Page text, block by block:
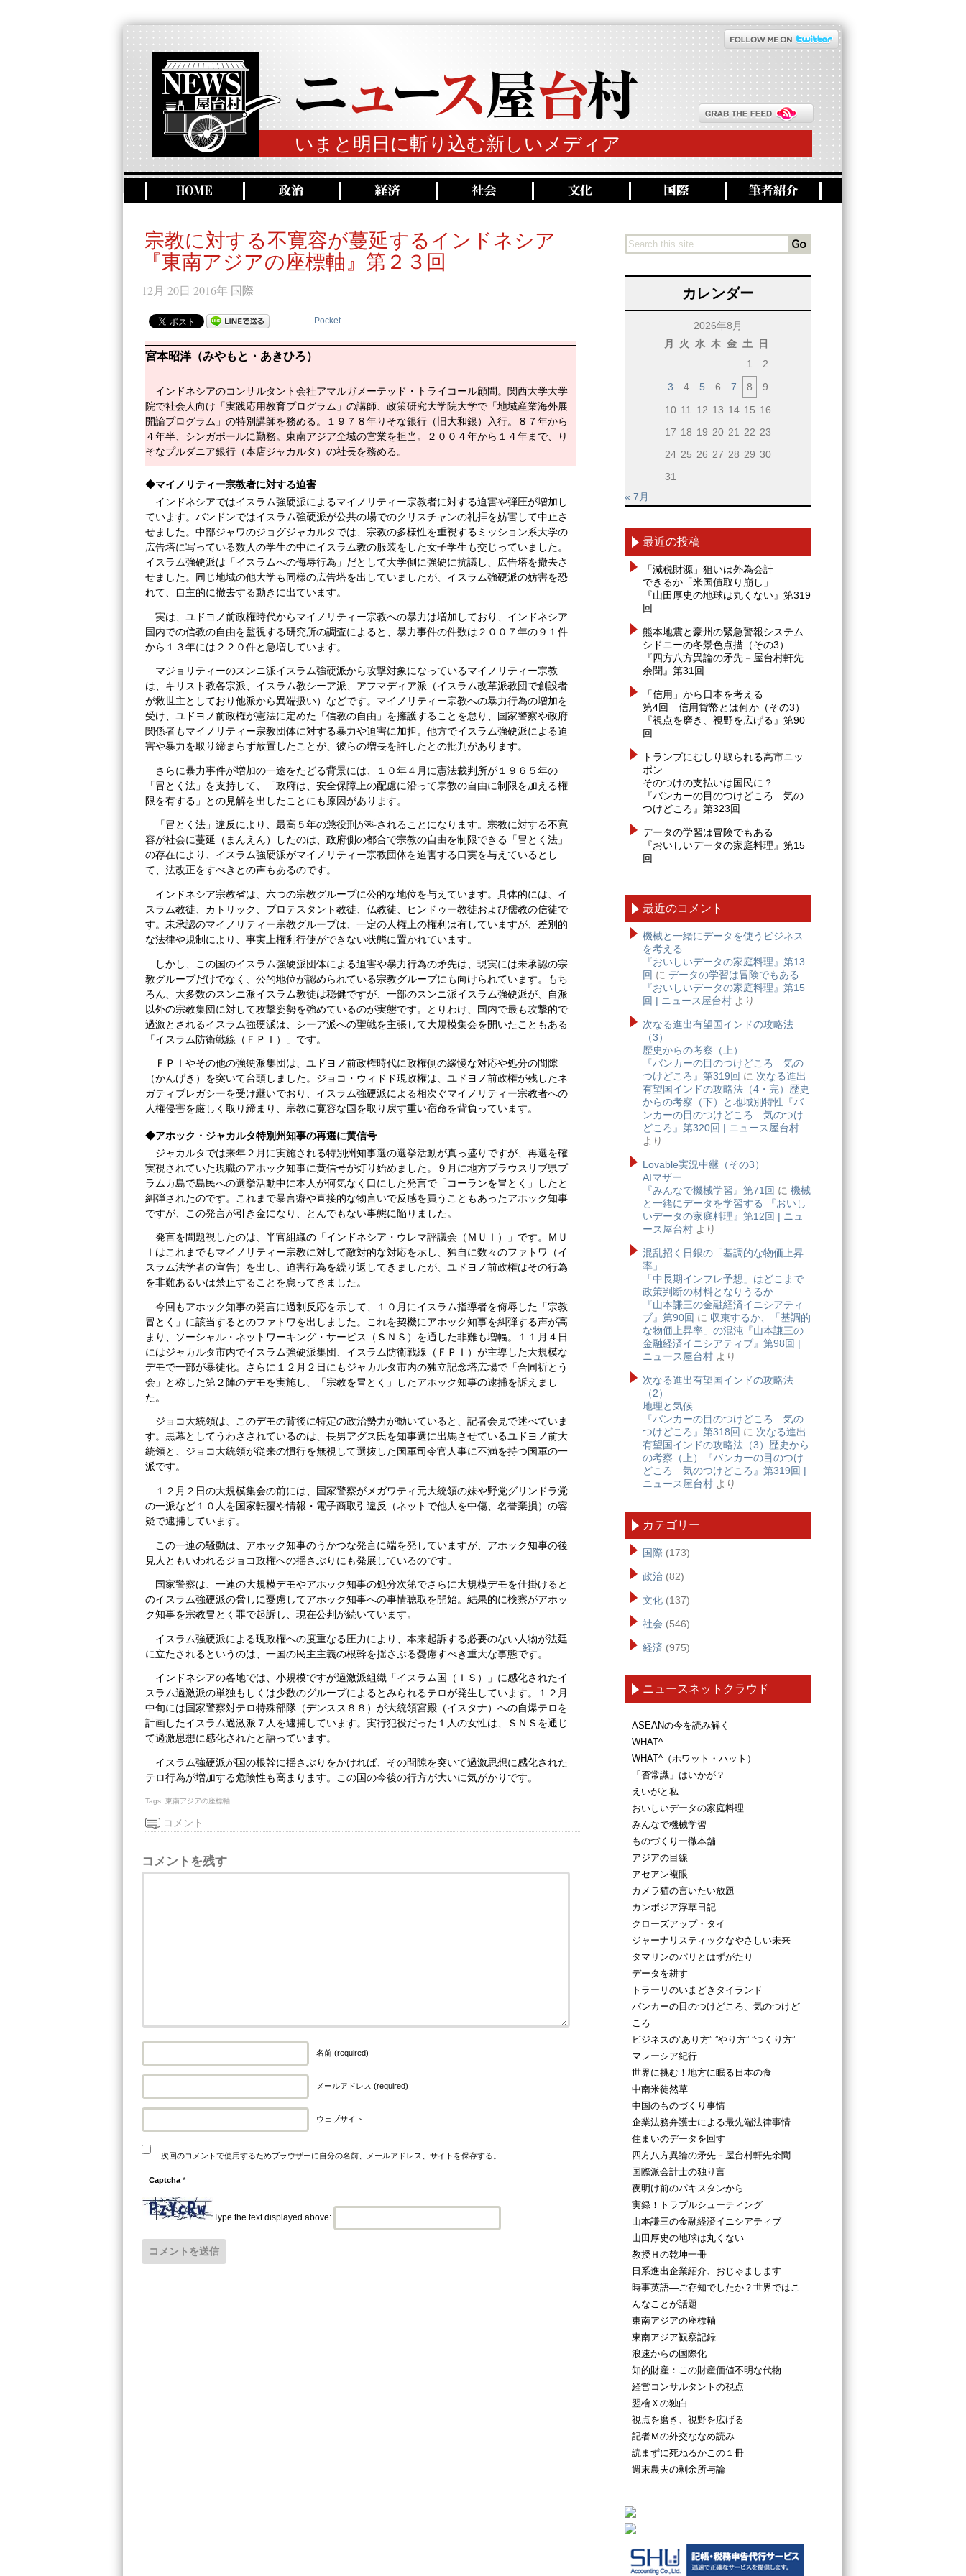
いまと明日に斬り込む新しいメディア
宗教に対する不寛容が蔓延するインドネシア
『東南アジアの座標軸』第２３回
12月 20日 2016年 国際
Pocket
宮本昭洋（みやもと・あきひろ）
インドネシアのコンサルタント会社アマルガメーテッド・トライコール顧問。関西大学大学
院で社会人向け「実践応用教育プログラム」の講師、政策研究大学院大学で「地域産業海外展
開論プログラム」の特別講師を務める。１９７８年りそな銀行（旧大和銀）入行。８７年から
４年半、シンガポールに勤務。東南アジア全域の営業を担当。２００４年から１４年まで、り
そなプルダニア銀行（本店ジャカルタ）の社長を務める。
◆マイノリティー宗教者に対する迫害
インドネシアではイスラム強硬派によるマイノリティー宗教者に対する迫害や弾圧が増加し
ています。バンドンではイスラム強硬派が公共の場でのクリスチャンの礼拝を妨害して中止さ
せました。中部ジャワのジョグジャカルタでは、宗教の多様性を重視するミッション系大学の
広告塔に写っている数人の学生の中にイスラム教の服装をした女子学生も交じっていました。
イスラム強硬派は「イスラムへの侮辱行為」だとして大学側に強硬に抗議し、広告塔を撤去さ
せました。同じ地域の他大学も同様の広告塔を出していましたが、イスラム強硬派の妨害を恐
れて、自主的に撤去する動きに出ています。
実は、ユドヨノ前政権時代からマイノリティー宗教への暴力は増加しており、インドネシア
国内での信教の自由を監視する研究所の調査によると、暴力事件の件数は２００７年の９１件
から１３年には２２０件と急増しています。
マジョリティーのスンニ派イスラム強硬派から攻撃対象になっているマイノリティー宗教
は、キリスト教各宗派、イスラム教シーア派、アフマディア派（イスラム改革派教団で創設者
が救世主としており他派から異端扱い）などです。マイノリティー宗教への暴力行為の増加を
受け、ユドヨノ前政権が憲法に定めた「信教の自由」を擁護することを怠り、国家警察や政府
関係者もマイノリティー宗教団体に対する暴力や迫害に加担。他方でイスラム強硬派による迫
害や暴力を取り締まらず放置したことが、彼らの増長を許したとの批判があります。
さらに暴力事件が増加の一途をたどる背景には、１０年４月に憲法裁判所が１９６５年の
「冒とく法」を支持して、「政府は、安全保障上の配慮に沿って宗教の自由に制限を加える権
限を有する」との見解を出したことにも原因があります。
「冒とく法」違反により、最高５年の懲役刑が科されることになります。宗教に対する不寛
容が社会に蔓延（まんえん）したのは、政府側の都合で宗教の自由を制限できる「冒とく法」
の存在により、イスラム強硬派がマイノリティー宗教団体を迫害する口実を与えているとし
て、法改正をすべきとの声もあるのです。
インドネシア宗教省は、六つの宗教グループに公的な地位を与えています。具体的には、イ
スラム教徒、カトリック、プロテスタント教徒、仏教徒、ヒンドゥー教徒および儒教の信徒で
す。未承認のマイノリティー宗教グループは、一定の人権上の権利は有していますが、差別的
な法律や規制により、事実上権利行使ができない状態に置かれています。
しかし、この国のイスラム強硬派団体による迫害や暴力行為の矛先は、現実には未承認の宗
教グループだけでなく、公的地位が認められている宗教グループにも向けられています。もち
ろん、大多数のスンニ派イスラム教徒は穏健ですが、一部のスンニ派イスラム強硬派が、自派
以外の宗教集団に対して攻撃姿勢を強めているのが実態です。とりわけ、国内で最も攻撃的で
過激とされるイスラム強硬派は、シーア派への聖戦を主張して大規模集会を開いたこともある
「イスラム防衛戦線（ＦＰＩ）」です。
ＦＰＩやその他の強硬派集団は、ユドヨノ前政権時代に政権側の緩慢な対応や処分の間隙
（かんげき）を突いて台頭しました。ジョコ・ウィドド現政権は、ユドヨノ前政権が残したネ
ガティブレガシーを受け継いでおり、イスラム強硬派による相次ぐマイノリティー宗教者への
人権侵害を厳しく取り締まり、宗教に寛容な国を取り戻す重い宿命を背負っています。
◆アホック・ジャカルタ特別州知事の再選に黄信号
ジャカルタでは来年２月に実施される特別州知事選の選挙活動が真っ盛りですが、再選を確
実視されていた現職のアホック知事に黄信号が灯り始めました。９月に地方プラウスリブ県プ
ラムカ島で島民への選挙活動中に本人が何気なく口にした発言で「コーランを冒とく」したと
糾弾されたのです。これまで暴言癖や直接的な物言いで反感を買うこともあったアホック知事
ですが、この発言が引き金になり、とんでもない事態に陥りました。
発言を問題視したのは、半官組織の「インドネシア・ウレマ評議会（ＭＵＩ）」です。ＭＵ
Ｉはこれまでもマイノリティー宗教に対して敵対的な対応を示し、独自に数々のファトワ（イ
スラム法学者の宣告）を出し、迫害行為を繰り返してきましたが、ユドヨノ前政権はその行為
を非難あるいは禁止することを怠ってきました。
今回もアホック知事の発言に過剰反応を示して、１０月にイスラム指導者を侮辱した「宗教
冒とく」に該当するとのファトワを出しました。これを契機にアホック知事を糾弾する声が高
まり、ソーシャル・ネットワーキング・サービス（ＳＮＳ）を通した非難も増幅。１１月４日
にはジャカルタ市内でイスラム強硬派集団、イスラム防衛戦線（ＦＰＩ）が主導した大規模な
デモで一部が暴徒化。さらに１２月２日にもジャカルタ市内の独立記念塔広場で「合同祈とう
会」と称した第２陣のデモを実施し、「宗教を冒とく」したアホック知事の逮捕を訴えまし
た。
ジョコ大統領は、このデモの背後に特定の政治勢力が動いていると、記者会見で述べていま
す。黒幕としてうわさされているのは、長男アグス氏を知事選に出馬させているユドヨノ前大
統領と、ジョコ大統領が従来の慣行を無視して選抜した国軍司令官人事に不満を持つ国軍の一
派です。
１２月２日の大規模集会の前には、国家警察がメガワティ元大統領の妹や野党グリンドラ党
の一派など１０人を国家転覆や情報・電子商取引違反（ネットで他人を中傷、名誉棄損）の容
疑で逮捕しています。
この一連の騒動は、アホック知事のうかつな発言に端を発していますが、アホック知事の後
見人ともいわれるジョコ政権への揺さぶりにも発展しているのです。
国家警察は、一連の大規模デモやアホック知事の処分次第でさらに大規模デモを仕掛けると
のイスラム強硬派の脅しに憂慮してアホック知事への事情聴取を開始。結果的に検察がアホッ
ク知事を宗教冒とく罪で起訴し、現在公判が続いています。
イスラム強硬派による現政権への度重なる圧力により、本来起訴する必要のない人物が法廷
に立たされるというのは、一国の民主主義の根幹を揺さぶる憂慮すべき重大な事態です。
インドネシアの各地では、小規模ですが過激派組織「イスラム国（ＩＳ）」に感化されたイ
スラム過激派の単独もしくは少数のグループによるとみられるテロが発生しています。１２月
中旬には国家警察対テロ特殊部隊（デンスス８８）が大統領宮殿（イスタナ）への自爆テロを
計画したイスラム過激派７人を逮捕しています。実行犯役だった１人の女性は、ＳＮＳを通じ
て過激思想に感化されたと語っています。
イスラム強硬派が国の根幹に揺さぶりをかければ、その間隙を突いて過激思想に感化された
テロ行為が増加する危険性も高まります。この国の今後の行方が大いに気がかりです。
Tags: 東南アジアの座標軸
コメント
コメントを残す
名前 (required)
メールアドレス (required)
ウェブサイト
次回のコメントで使用するためブラウザーに自分の名前、メールアドレス、サイトを保存する。
Captcha *
Type the text displayed above:
カレンダー
2026年8月
月
火 水 木 金 土
日
1
2
3
4 5 6 7 8
9
10 11 12 13 14 15 16
17 18 19 20 21 22 23
24 25 26 27 28 29 30
31
« 7月
最近の投稿
「減税財源」狙いは外為会計
できるか「米国債取り崩し」
『山田厚史の地球は丸くない』第319
回
熊本地震と豪州の緊急警報システム
シドニーの冬景色点描（その3）
『四方八方異論の矛先－屋台村軒先
余聞』第31回
「信用」から日本を考える
第4回 信用貨幣とは何か（その3）
『視点を磨き、視野を広げる』第90
回
トランプにむしり取られる高市ニッ
ポン
そのつけの支払いは国民に？
『バンカーの目のつけどころ 気の
つけどころ』第323回
データの学習は冒険でもある
『おいしいデータの家庭料理』第15
回
最近のコメント
機械と一緒にデータを使うビジネス
を考える
『おいしいデータの家庭料理』第13
回 に データの学習は冒険でもある
『おいしいデータの家庭料理』第15
回 | ニュース屋台村 より
次なる進出有望国インドの攻略法
（3）
歴史からの考察（上）
『バンカーの目のつけどころ 気の
つけどころ』第319回 に 次なる進出
有望国インドの攻略法（4・完）歴史
からの考察（下）と地域別特性『バ
ンカーの目のつけどころ 気のつけ
どころ』第320回 | ニュース屋台村
より
Lovable実況中継（その3）
AIマザー
『みんなで機械学習』第71回 に 機械
と一緒にデータを学習する 『おいし
いデータの家庭料理』第12回 | ニュ
ース屋台村 より
混乱招く日銀の「基調的な物価上昇
率」
「中長期インフレ予想」はどこまで
政策判断の材料となりうるか
『山本謙三の金融経済イニシアティ
ブ』第90回 に 収束するか、「基調的
な物価上昇率」の混沌『山本謙三の
金融経済イニシアティブ』第98回 |
ニュース屋台村 より
次なる進出有望国インドの攻略法
（2）
地理と気候
『バンカーの目のつけどころ 気の
つけどころ』第318回 に 次なる進出
有望国インドの攻略法（3）歴史から
の考察（上）『バンカーの目のつけ
どころ 気のつけどころ』第319回 |
ニュース屋台村 より
カテゴリー
国際 (173)
政治 (82)
文化 (137)
社会 (546)
経済 (975)
ニュースネットクラウド
ASEANの今を読み解く
WHAT^
WHAT^（ホワット・ハット）
「否常識」はいかが？
えいがと私
おいしいデータの家庭料理
みんなで機械学習
ものづくり一徹本舗
アジアの目線
アセアン複眼
カメラ猫の言いたい放題
カンボジア浮草日記
クローズアップ・タイ
ジャーナリスティックなやさしい未来
タマリンのパリとはずがたり
データを耕す
トラーリのいまどきタイランド
バンカーの目のつけどころ、気のつけど
ころ
ビジネスの”あり方” ”やり方” ”つくり方”
マレーシア紀行
世界に挑む！地方に眠る日本の食
中南米徒然草
中国のものづくり事情
企業法務弁護士による最先端法律事情
住まいのデータを回す
四方八方異論の矛先－屋台村軒先余聞
国際派会計士の独り言
夜明け前のパキスタンから
実録！トラブルシューティング
山本謙三の金融経済イニシアティブ
山田厚史の地球は丸くない
教授Ｈの乾坤一冊
日系進出企業紹介、おじゃまします
時事英語―ご存知でしたか？世界ではこ
んなことが話題
東南アジアの座標軸
東南アジア観察記録
浪速からの国際化
知的財産：この財産価値不明な代物
経営コンサルタントの視点
翌檜Ｘの独白
視点を磨き、視野を広げる
記者Ｍの外交ななめ読み
読まずに死ねるかこの１冊
週末農夫の剰余所与論